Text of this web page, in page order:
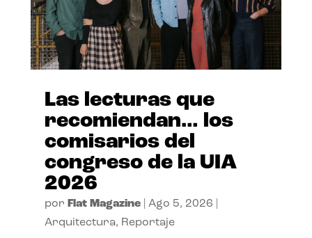
Las lecturas que
recomiendan… los
comisarios del
congreso de la UIA
2026
por Flat Magazine| Ago 5, 2026
Arquitectura, Reportaje